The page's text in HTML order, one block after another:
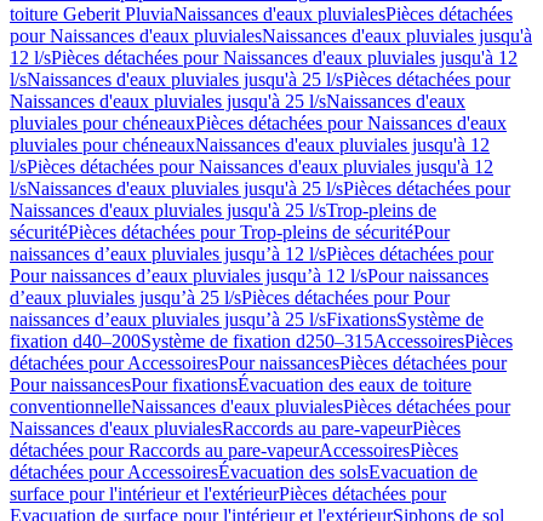
toiture Geberit PluviaNaissances d'eaux pluvialesPièces détachées
pour Naissances d'eaux pluvialesNaissances d'eaux pluviales jusqu'à
12 l/sPièces détachées pour Naissances d'eaux pluviales jusqu'à 12
l/sNaissances d'eaux pluviales jusqu'à 25 l/sPièces détachées pour
Naissances d'eaux pluviales jusqu'à 25 l/sNaissances d'eaux
pluviales pour chéneauxPièces détachées pour Naissances d'eaux
pluviales pour chéneauxNaissances d'eaux pluviales jusqu'à 12
l/sPièces détachées pour Naissances d'eaux pluviales jusqu'à 12
l/sNaissances d'eaux pluviales jusqu'à 25 l/sPièces détachées pour
Naissances d'eaux pluviales jusqu'à 25 l/sTrop-pleins de
sécuritéPièces détachées pour Trop-pleins de sécuritéPour
naissances d’eaux pluviales jusqu’à 12 l/sPièces détachées pour
Pour naissances d’eaux pluviales jusqu’à 12 l/sPour naissances
d’eaux pluviales jusqu’à 25 l/sPièces détachées pour Pour
naissances d’eaux pluviales jusqu’à 25 l/sFixationsSystème de
fixation d40–200Système de fixation d250–315AccessoiresPièces
détachées pour AccessoiresPour naissancesPièces détachées pour
Pour naissancesPour fixationsÉvacuation des eaux de toiture
conventionnelleNaissances d'eaux pluvialesPièces détachées pour
Naissances d'eaux pluvialesRaccords au pare-vapeurPièces
détachées pour Raccords au pare-vapeurAccessoiresPièces
détachées pour AccessoiresÉvacuation des solsEvacuation de
surface pour l'intérieur et l'extérieurPièces détachées pour
Evacuation de surface pour l'intérieur et l'extérieurSiphons de sol